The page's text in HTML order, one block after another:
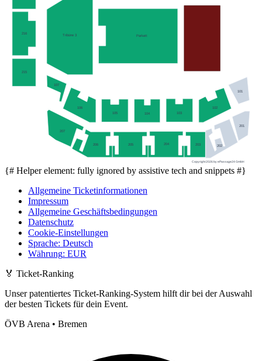
107
106
105 104 103
102
101
215
216
207
206 205 204 203 202
201
Tribüne 3 Parkett
Copyright 2026 by ePassage24 GmbH
{# Helper element: fully ignored by assistive tech and snippets #}
Allgemeine Ticketinformationen
Impressum
Allgemeine Geschäftsbedingungen
Datenschutz
Cookie-Einstellungen
Sprache: Deutsch
Währung: EUR
🏅 Ticket-Ranking
Unser patentiertes Ticket-Ranking-System hilft dir bei der Auswahl
der besten Tickets für dein Event.
ÖVB Arena • Bremen